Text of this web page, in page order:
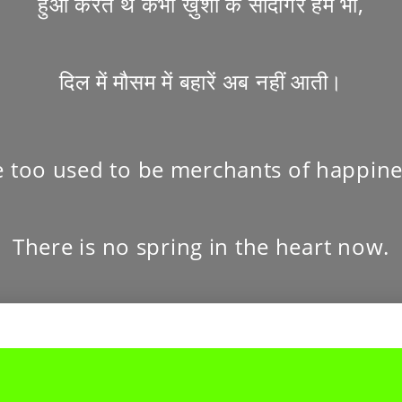
दिल में मौसम में बहारें अब नहीं आती।
too used to be merchants of
There is no spring in the heart now.